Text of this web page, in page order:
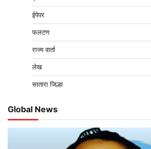
ईपेपर
फलटण
राज्य वार्ता
लेख
सातारा जिल्हा
Global News